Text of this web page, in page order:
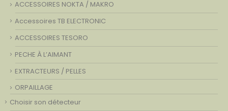
ACCESSOIRES NOKTA / MAKRO
Accessoires TB ELECTRONIC
ACCESSOIRES TESORO
PECHE À L’AIMANT
EXTRACTEURS / PELLES
ORPAILLAGE
Choisir son détecteur